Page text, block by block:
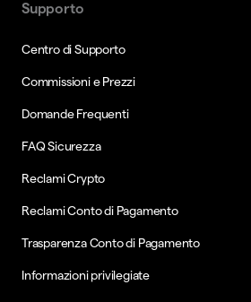
Supporto
Centro di Supporto
Commissioni e Prezzi
Domande Frequenti
FAQ Sicurezza
Reclami Crypto
Reclami Conto di Pagamento
Trasparenza Conto di Pagamento
Informazioni privilegiate